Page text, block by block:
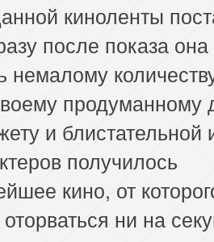
киноленты
после показа она
немалому
продуманному
и блистательной
получилось
кино, от
ни на